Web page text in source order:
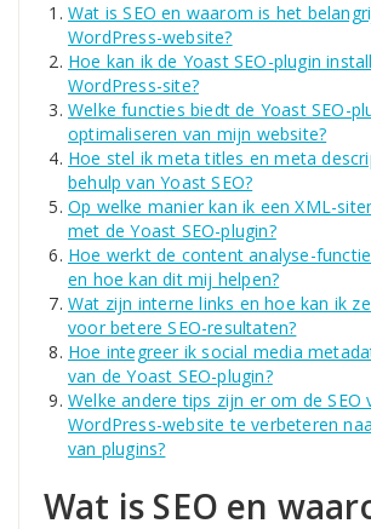
Wat is SEO en waarom is het
WordPress-website?
Hoe kan ik de Yoast SEO-plugin
WordPress-site?
Welke functies biedt de Yoast SEO-
optimaliseren van mijn website?
Hoe stel ik meta titles en meta
behulp van Yoast SEO?
Op welke manier kan ik een XML-
met de Yoast SEO-plugin?
Hoe werkt de content analyse-
en hoe kan dit mij helpen?
Wat zijn interne links en hoe kan ik
voor betere SEO-resultaten?
Hoe integreer ik social media
van de Yoast SEO-plugin?
Welke andere tips zijn er om de SEO
WordPress-website te verbeteren
van plugins?
Wat is SEO en